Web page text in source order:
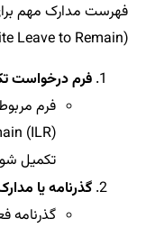
فهرست مدارک مهم
(Indefinite Leave to Remain):
فرم درخواست
تکمیل
گذرنامه یا
گذرنامه